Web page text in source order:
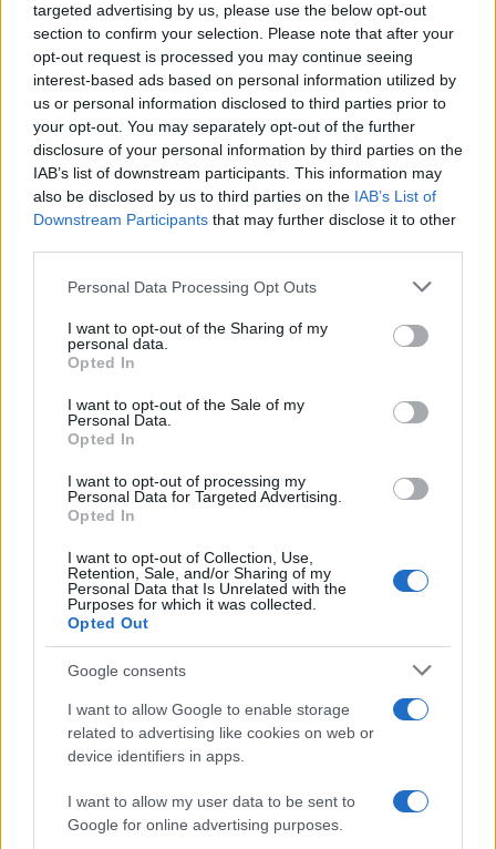
targeted advertising by us, please use the below opt-out
section to confirm your selection. Please note that after your
opt-out request is processed you may continue seeing
interest-based ads based on personal information utilized by
us or personal information disclosed to third parties prior to
your opt-out. You may separately opt-out of the further
disclosure of your personal information by third parties on the
IAB’s list of downstream participants. This information may
also be disclosed by us to third parties on the IAB’s List of
Downstream Participants that may further disclose it to other
Please note that this website/app uses one or more Google
not limited to your visit or usage behaviour. You may click to
grant or deny consent to Google and its third-party tags to
use your data for below specified purposes in below Google
consent section.
Personal Data Processing Opt Outs
I want to opt-out of the Sharing of my
personal data.
Opted In
I want to opt-out of the Sale of my
Personal Data.
Opted In
I want to opt-out of processing my
Personal Data for Targeted Advertising.
Opted In
I want to opt-out of Collection, Use,
Retention, Sale, and/or Sharing of my
Personal Data that Is Unrelated with the
Purposes for which it was collected.
Opted Out
Google consents
I want to allow Google to enable storage
related to advertising like cookies on web or
device identifiers in apps.
I want to allow my user data to be sent to
Google for online advertising purposes.
Continua a leggere
CSI Bergamo: Tra Corsi, Eventi e Protezione dei Dati
Personali
Francesca Lombardi · 29 Lug 2026
NEWS